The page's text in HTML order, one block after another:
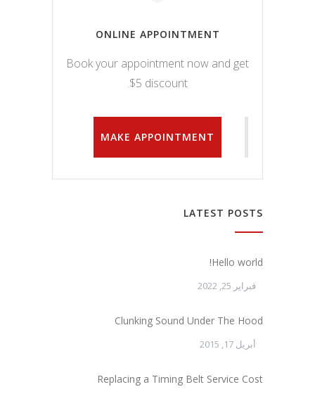
ONLINE APPOINTMENT
Book your appointment now and get
$5 discount.
MAKE APPOINTMENT
LATEST POSTS
Hello world!
فبراير 25, 2022
Clunking Sound Under The Hood
أبريل 17, 2015
Replacing a Timing Belt Service Cost